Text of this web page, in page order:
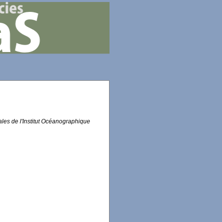
de l'Institut Océanographique